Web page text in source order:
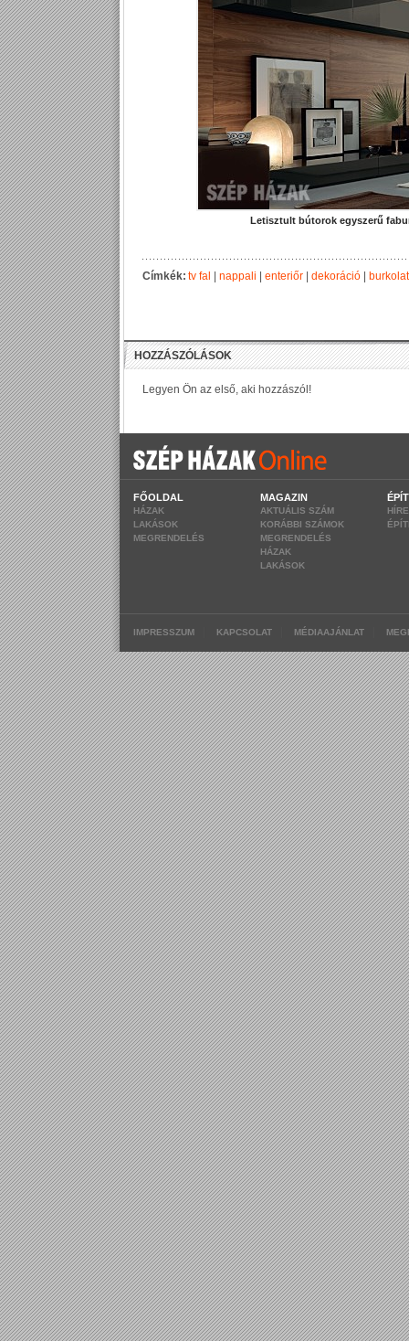
Letisztult bútorok egyszerű
Címkék:tv fal nappali enteriőr dekoráció burkolat
FŐOLDAL
HÁZAK
LAKÁSOK
MEGRENDELÉS
MAGAZIN
AKTUÁLIS SZÁM
KORÁBBI SZÁMOK
MEGRENDELÉS
HÁZAK
LAKÁSOK
IMPRESSZUM KAPCSOLAT MÉDIAAJÁNLAT